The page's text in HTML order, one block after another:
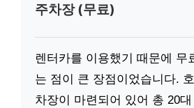
주차장 (무료)
렌터카를 이용했기 때문에 무
는 점이 큰 장점이었습니다.
차장이 마련되어 있어 총 20